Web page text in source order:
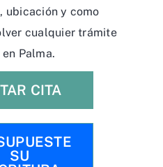
ubicación y como
cualquier trámite
Palma.
CITA
SU